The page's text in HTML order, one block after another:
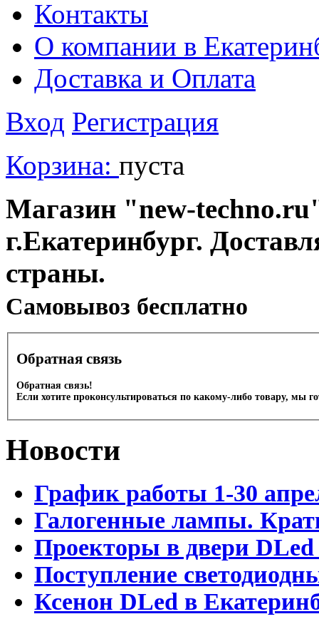
Контакты
О компании в
Доставка и Оплата
Вход Регистрация
Корзина: пуста
Магазин "new-
г.Екатеринбург.
страны.
Cамовывоз бесплатно
Обратная связь
Обратная связь!
Если хотите проконсультироваться по какому-либо товару, мы
Новости
График работы 1-30
Галогенные лампы.
Проекторы в двери DLed
Поступление
Ксенон DLed в